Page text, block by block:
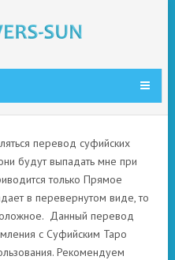
перевод суфийских
будут выпадать мне при
только Прямое
в перевернутом виде, то
Данный перевод
с Суфийским Таро
Рекомендуем